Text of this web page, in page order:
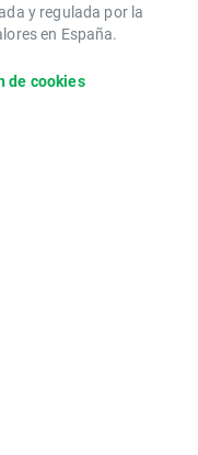
y regulada por la
en España.
de cookies